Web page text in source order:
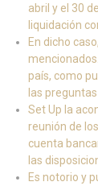
abril y el 30
liquidación
En dicho
país, como
las
Set Up la
reunión de
cuenta
las
Es notorio y